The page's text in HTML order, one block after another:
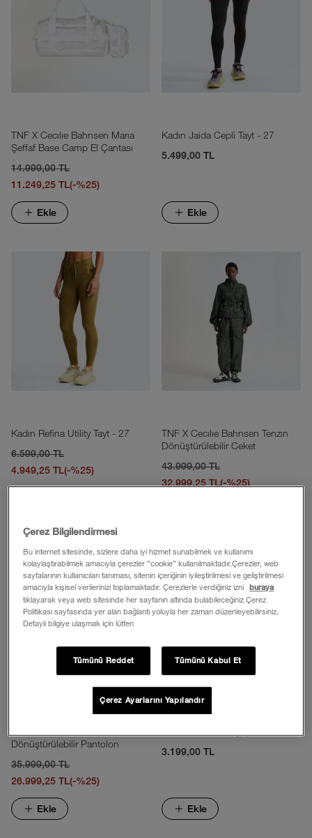
TNF X Cecılıe Bahnsen Marıa
Şeffaf Base Camp El Çantası
14.999,00 TL
11.249,25 TL(-%25)
Ekle
Kadın Jaida Cepli Tayt - 27
5.499,00 TL
Ekle
Kadın Refina Utility Tayt - 27
6.599,00 TL
4.949,25 TL(-%25)
TNF X Cecılıe Bahnsen Tenzın
Dönüştürülebilir Ceket
43.999,00 TL
32.999,25 TL(-%25)
Dönüştürülebilir Pantolon
35.999,00 TL
26.999,25 TL(-%25)
Ekle
3.199,00 TL
Ekle
Çerez Bilgilendirmesi
Bu internet sitesinde, sizlere daha iyi hizmet sunabilmek ve kullanımı
kolaylaştırabilmek amacıyla çerezler ”cookie” kullanılmaktadır.Çerezler, web
sayfalarının kullanıcıları tanıması, sitenin içeriğinin iyileştirilmesi ve geliştirilmesi
amacıyla kişisel verilerinizi toplamaktadır. Çerezlerle verdiğiniz izni
buraya
tıklayarak veya web sitesinde her sayfanın altında bulabileceğiniz Çerez
Politikası sayfasında yer alan bağlantı yoluyla her zaman düzenleyebilirsiniz.
Detaylı bilgiye ulaşmak için lütfen
Tümünü Reddet Tümünü Kabul Et
Çerez Ayarlarını Yapılandır